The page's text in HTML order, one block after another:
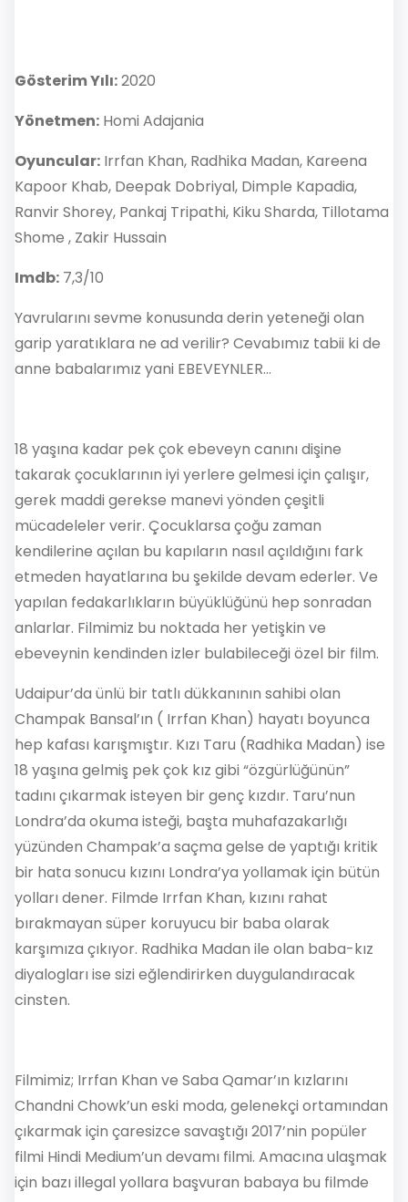
Gösterim Yılı:2020
Yönetmen: Homi Adajania
Oyuncular: Irrfan Khan, Radhika Madan, Kareena
Kapoor Khab, Deepak Dobriyal, Dimple Kapadia,
Ranvir Shorey, Pankaj Tripathi, Kiku Sharda, Tillotama
Shome , Zakir Hussain
Imdb: 7,3/10
Yavrularını sevme konusunda derin yeteneği olan
garip yaratıklara ne ad verilir? Cevabımız tabii ki de
anne babalarımız yani EBEVEYNLER…
18 yaşına kadar pek çok ebeveyn canını dişine
takarak çocuklarının iyi yerlere gelmesi için çalışır,
gerek maddi gerekse manevi yönden çeşitli
mücadeleler verir. Çocuklarsa çoğu zaman
kendilerine açılan bu kapıların nasıl açıldığını fark
etmeden hayatlarına bu şekilde devam ederler. Ve
yapılan fedakarlıkların büyüklüğünü hep sonradan
anlarlar. Filmimiz bu noktada her yetişkin ve
ebeveynin kendinden izler bulabileceği özel bir film.
Udaipur’da ünlü bir tatlı dükkanının sahibi olan
Champak Bansal’ın ( Irrfan Khan) hayatı boyunca
hep kafası karışmıştır. Kızı Taru (Radhika Madan) ise
18 yaşına gelmiş pek çok kız gibi “özgürlüğünün”
tadını çıkarmak isteyen bir genç kızdır. Taru’nun
Londra’da okuma isteği, başta muhafazakarlığı
yüzünden Champak’a saçma gelse de yaptığı kritik
bir hata sonucu kızını Londra’ya yollamak için bütün
yolları dener. Filmde Irrfan Khan, kızını rahat
bırakmayan süper koruyucu bir baba olarak
karşımıza çıkıyor. Radhika Madan ile olan baba-kız
diyalogları ise sizi eğlendirirken duygulandıracak
cinsten.
Filmimiz; Irrfan Khan ve Saba Qamar’ın kızlarını
Chandni Chowk’un eski moda, gelenekçi ortamından
çıkarmak için çaresizce savaştığı 2017’nin popüler
filmi Hindi Medium’un devamı filmi. Amacına ulaşmak
için bazı illegal yollara başvuran babaya bu filmde